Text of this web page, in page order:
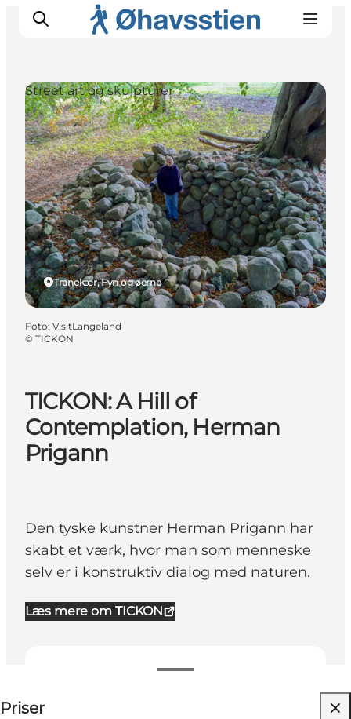
Inspiration
Vandreruter
Planlægning
TICKON: A Hill of
Contemplation, Herman
Prigann
Den tyske kunstner Herman Prigann har
skabt et værk, hvor man som menneske
selv er i konstruktiv dialog med naturen.
Læs mere om TICKON
Priser
Tranekær, Fyn og øerne
Street art og skulpturer
Foto: VisitLangeland
© TICKON